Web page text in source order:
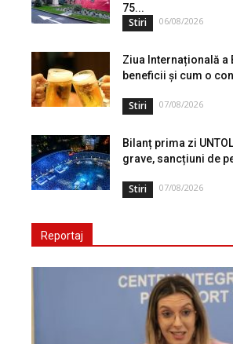
75...
Stiri 06/08/2026
Ziua Internațională a
beneficii și cum o
Stiri 07/08/2026
Bilanț prima zi
grave, sancțiuni de
Stiri 07/08/2026
Reportaj